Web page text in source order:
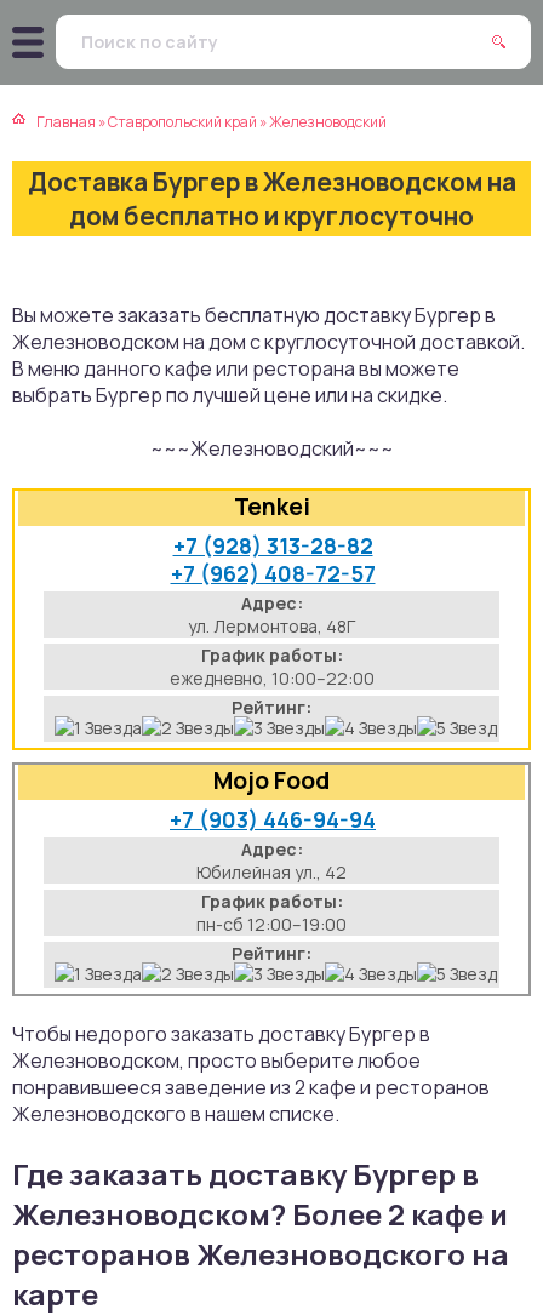
Главная »Ставропольский край »Железноводский
Доставка Бургер в Железноводском на
дом бесплатно и круглосуточно
Вы можете заказать бесплатную доставку Бургер в
Железноводском на дом с круглосуточной доставкой.
В меню данного кафе или ресторана вы можете
выбрать Бургер по лучшей цене или на скидке.
~~~Железноводский~~~
Tenkei
+7 (928) 313-28-82
+7 (962) 408-72-57
Адрес:
ул. Лермонтова, 48Г
График работы:
ежедневно, 10:00–22:00
Рейтинг:
Mojo Food
+7 (903) 446-94-94
Адрес:
Юбилейная ул., 42
График работы:
пн-сб 12:00–19:00
Рейтинг:
Чтобы недорого заказать доставку Бургер в
Железноводском, просто выберите любое
понравившееся заведение из 2 кафе и ресторанов
Железноводского в нашем списке.
Где заказать доставку Бургер в
Железноводском? Более 2 кафе и
ресторанов Железноводского на
карте
кухня
кухня
кухня